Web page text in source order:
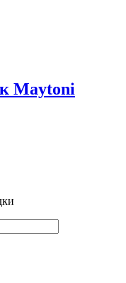
Maytoni